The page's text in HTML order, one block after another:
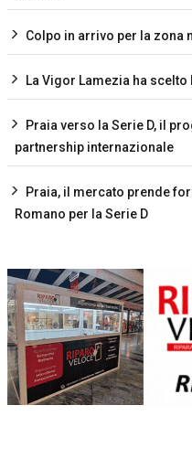
Colpo in arrivo per la zona
La Vigor Lamezia ha
Praia verso la Serie D, il
partnership internazionale
Praia, il mercato prende
Romano per la Serie D